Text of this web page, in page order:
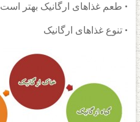
• طعم غذاهای ارگانیک بهتر است
• تنوع غذاهای ارگانیک